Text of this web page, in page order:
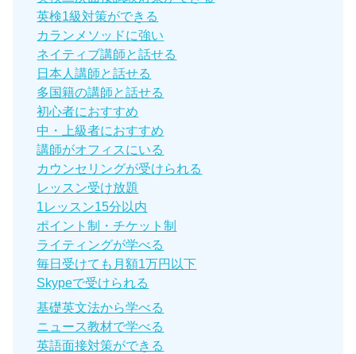
英検1級対策ができる
カランメソッドに強い
ネイティブ講師と話せる
日本人講師と話せる
多国籍の講師と話せる
初心者におすすめ
中・上級者におすすめ
講師がオフィスにいる
カウンセリングが受けられる
レッスン受け放題
1レッスン15分以内
ポイント制・チケット制
ライティングが学べる
毎日受けても月額1万円以下
Skypeで受けられる
基礎英文法から学べる
ニュース教材で学べる
英語面接対策ができる